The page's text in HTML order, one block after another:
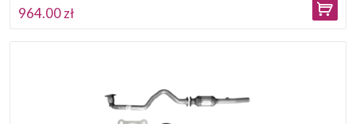
964.00 zł